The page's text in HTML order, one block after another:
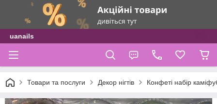
uanails
Товари та послуги Декор нігтів Конфеті набір